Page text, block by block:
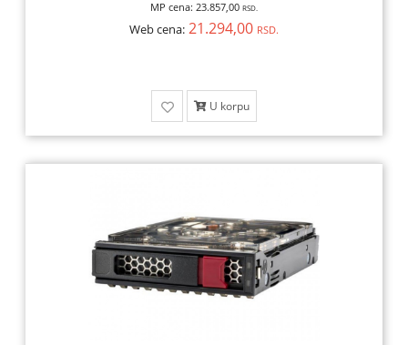
MP cena: 23.857,00 RSD.
Web cena: 21.294,00 RSD.
U korpu